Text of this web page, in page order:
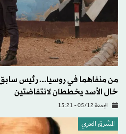
من منفاهما في روسيا... رئيس سابق
خال الأسد يخططان لانتفاضتين
الجمعة 05/12 - 15:21
المشرق العربي